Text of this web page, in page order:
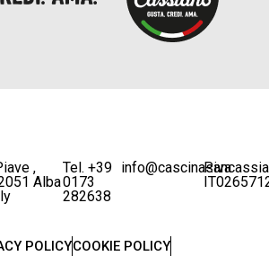
,
Alba
Tel. +39
0173
282638
P.iva
POLICYCOOKIE POLICY